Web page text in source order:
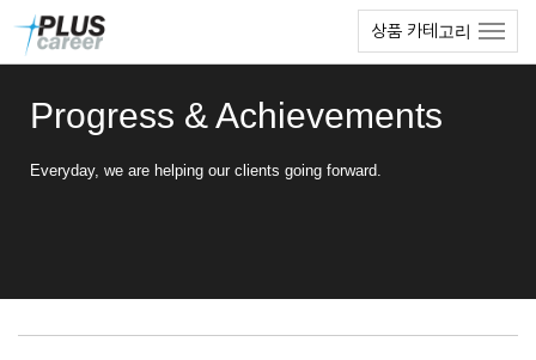
상품 카테고리
Progress & Achievements
Everyday, we are helping our clients going forward.